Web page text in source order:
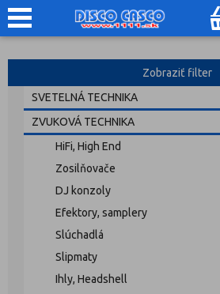
Zobraziť filter
SVETELNÁ TECHNIKA
ZVUKOVÁ TECHNIKA
HiFi, High End
Zosilňovače
DJ konzoly
Efektory, samplery
Slúchadlá
Slipmaty
Ihly, Headshell